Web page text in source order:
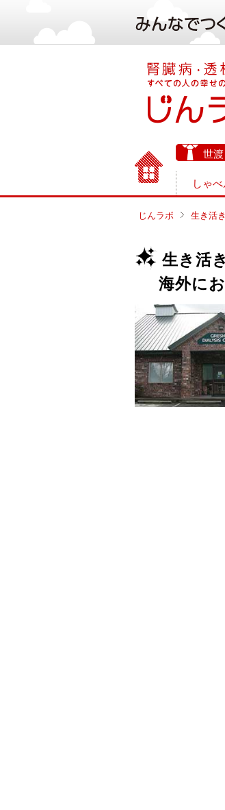
世
しゃ
じんラボ 生き活
生き活
海外に